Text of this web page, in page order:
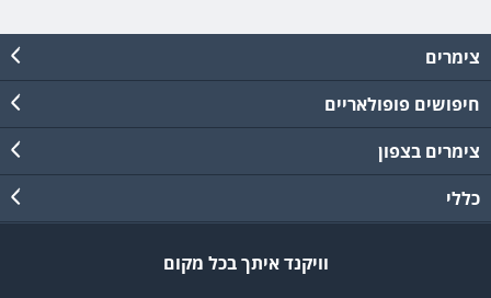
צימרים
חיפושים פופולאריים
צימרים בצפון
כללי
וויקנד איתך בכל מקום